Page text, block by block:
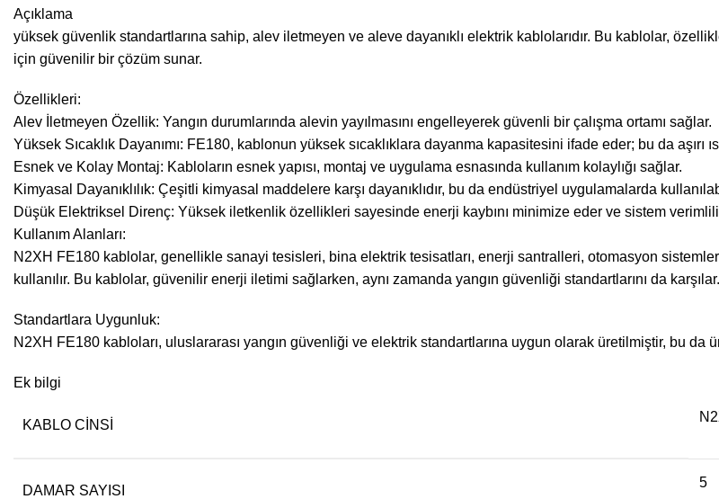
Açıklama
yüksek güvenlik standartlarına sahip, alev iletmeyen ve aleve dayanıklı elektrik kablolarıdır. Bu kablolar,
için güvenilir bir çözüm sunar.
Özellikleri:
Alev İletmeyen Özellik: Yangın durumlarında alevin yayılmasını engelleyerek güvenli bir çalışma ortamı sağlar.
Yüksek Sıcaklık Dayanımı: FE180, kablonun yüksek sıcaklıklara dayanma kapasitesini ifade eder; bu da aşırı
Esnek ve Kolay Montaj: Kabloların esnek yapısı, montaj ve uygulama esnasında kullanım kolaylığı sağlar.
Kimyasal Dayanıklılık: Çeşitli kimyasal maddelere karşı dayanıklıdır, bu da endüstriyel uygulamalarda
Düşük Elektriksel Direnç: Yüksek iletkenlik özellikleri sayesinde enerji kaybını minimize eder ve sistem
Kullanım Alanları:
N2XH FE180 kablolar, genellikle sanayi tesisleri, bina elektrik tesisatları, enerji santralleri, otomasyon
kullanılır. Bu kablolar, güvenilir enerji iletimi sağlarken, aynı zamanda yangın güvenliği standartlarını da karşılar.
Standartlara Uygunluk:
N2XH FE180 kabloları, uluslararası yangın güvenliği ve elektrik standartlarına uygun olarak üretilmiştir, bu
Ek bilgi
KABLO CINSI
DAMAR SAYISI
5